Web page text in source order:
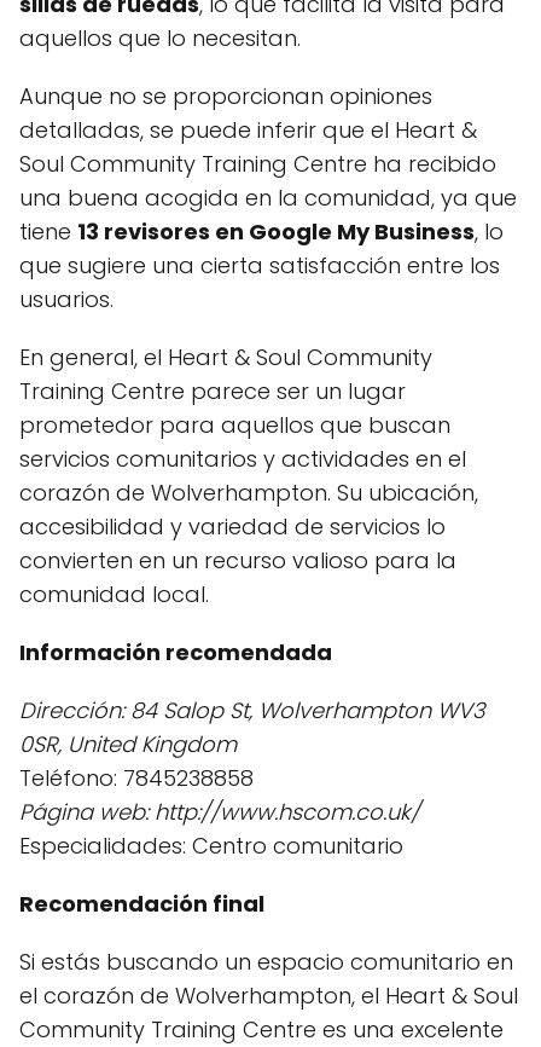
aquellos que lo necesitan.
Aunque no se proporcionan opiniones
detalladas, se puede inferir que el Heart &
Soul Community Training Centre ha recibido
una buena acogida en la comunidad, ya que
tiene 13 revisores en Google My Business, lo
que sugiere una cierta satisfacción entre los
usuarios.
En general, el Heart & Soul Community
Training Centre parece ser un lugar
prometedor para aquellos que buscan
servicios comunitarios y actividades en el
corazón de Wolverhampton. Su ubicación,
accesibilidad y variedad de servicios lo
convierten en un recurso valioso para la
comunidad local.
Información recomendada
Dirección: 84 Salop St, Wolverhampton WV3
0SR, United Kingdom
Teléfono: 7845238858
Página web: http://www.hscom.co.uk/
Especialidades: Centro comunitario
Recomendación final
Si estás buscando un espacio comunitario en
el corazón de Wolverhampton, el Heart & Soul
Community Training Centre es una excelente